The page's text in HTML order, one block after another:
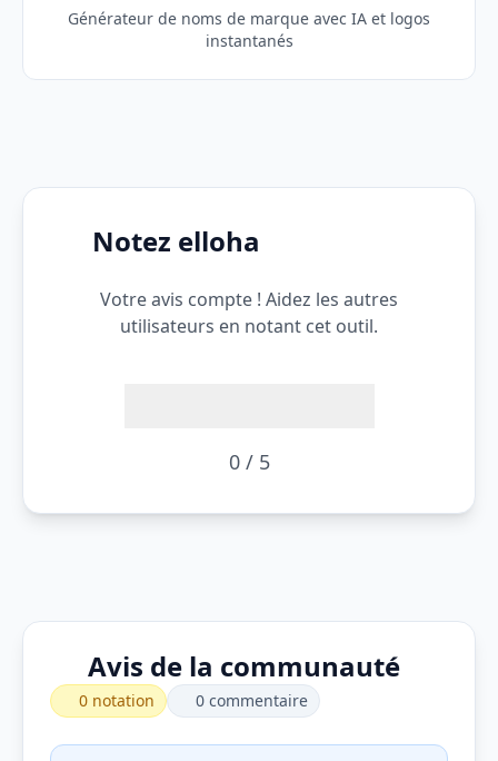
Générateur de noms de marque avec IA et logos
instantanés
Notez elloha
Votre avis compte ! Aidez les autres
utilisateurs en notant cet outil.
0 / 5
Avis de la communauté
0 notation 0 commentaire